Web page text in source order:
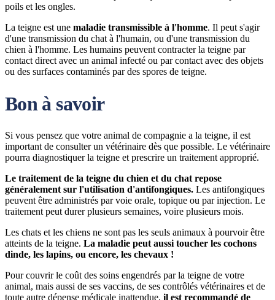
poils et les ongles.
La teigne est une maladie transmissible à l'homme. Il peut s'agir
d'une transmission du chat à l'humain, ou d'une transmission du
chien à l'homme. Les humains peuvent contracter la teigne par
contact direct avec un animal infecté ou par contact avec des objets
ou des surfaces contaminés par des spores de teigne.
Bon à savoir
Si vous pensez que votre animal de compagnie a la teigne, il est
important de consulter un vétérinaire dès que possible. Le vétérinaire
pourra diagnostiquer la teigne et prescrire un traitement approprié.
Le traitement de la teigne du chien et du chat repose
généralement sur l'utilisation d'antifongiques. Les antifongiques
peuvent être administrés par voie orale, topique ou par injection. Le
traitement peut durer plusieurs semaines, voire plusieurs mois.
Les chats et les chiens ne sont pas les seuls animaux à pourvoir être
atteints de la teigne. La maladie peut aussi toucher les cochons
dinde, les lapins, ou encore, les chevaux !
Pour couvrir le coût des soins engendrés par la teigne de votre
animal, mais aussi de ses vaccins, de ses contrôlés vétérinaires et de
toute autre dépense médicale inattendue, il est recommandé de